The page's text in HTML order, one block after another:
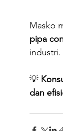
Masko
pipa
industri.
💡
dan